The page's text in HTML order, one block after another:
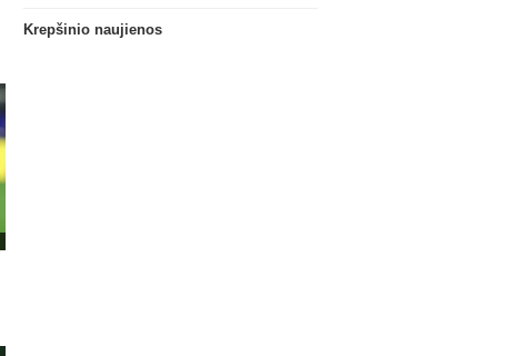
Krepšinio naujienos